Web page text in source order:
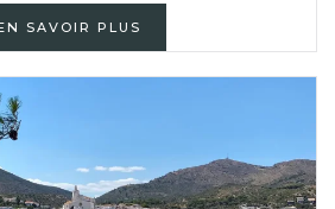
SAVOIR PLUS